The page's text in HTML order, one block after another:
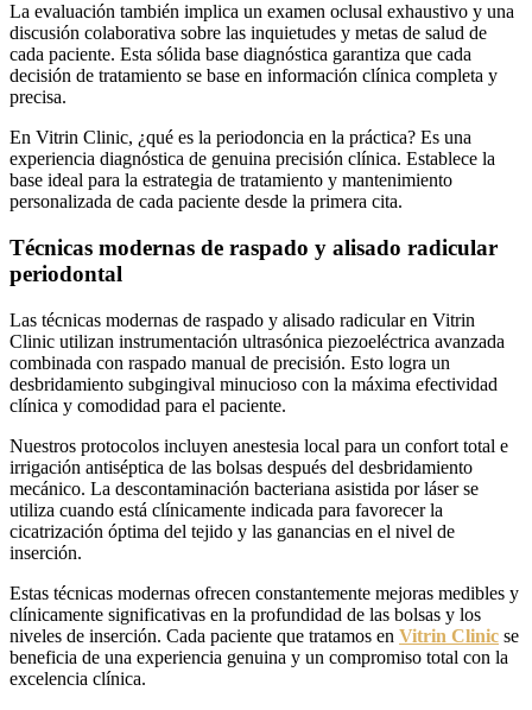
La evaluación también implica un examen oclusal exhaustivo y una
discusión colaborativa sobre las inquietudes y metas de salud de
cada paciente. Esta sólida base diagnóstica garantiza que cada
decisión de tratamiento se base en información clínica completa y
precisa.
En Vitrin Clinic, ¿qué es la periodoncia en la práctica? Es una
experiencia diagnóstica de genuina precisión clínica. Establece la
base ideal para la estrategia de tratamiento y mantenimiento
personalizada de cada paciente desde la primera cita.
Técnicas modernas de raspado y alisado radicular
periodontal
Las técnicas modernas de raspado y alisado radicular en Vitrin
Clinic utilizan instrumentación ultrasónica piezoeléctrica avanzada
combinada con raspado manual de precisión. Esto logra un
desbridamiento subgingival minucioso con la máxima efectividad
clínica y comodidad para el paciente.
Nuestros protocolos incluyen anestesia local para un confort total e
irrigación antiséptica de las bolsas después del desbridamiento
mecánico. La descontaminación bacteriana asistida por láser se
utiliza cuando está clínicamente indicada para favorecer la
cicatrización óptima del tejido y las ganancias en el nivel de
inserción.
Estas técnicas modernas ofrecen constantemente mejoras medibles y
clínicamente significativas en la profundidad de las bolsas y los
niveles de inserción. Cada paciente que tratamos en Vitrin Clinic se
beneficia de una experiencia genuina y un compromiso total con la
excelencia clínica.